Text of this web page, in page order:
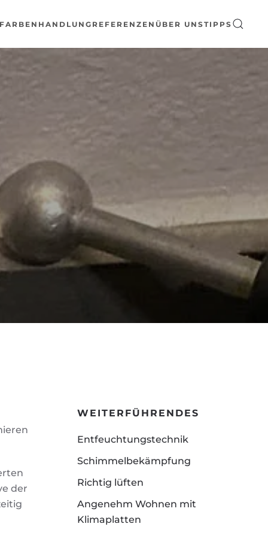
FARBENHANDLUNG REFERENZEN ÜBER UNSTIPPS
der
WEITERFÜHRENDES
Entfeuchtungstechnik
Schimmelbekämpfung
Richtig lüften
Angenehm Wohnen mit
Klimaplatten